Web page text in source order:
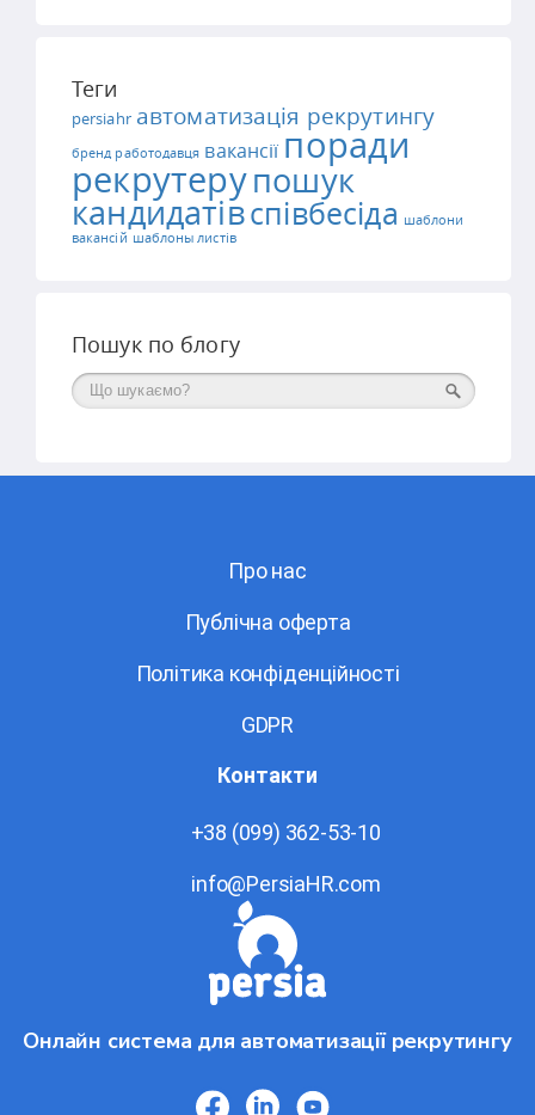
Теги
persiahr автоматизація рекрутингу
бренд работодавця вакансії поради
рекрутерупошук
кандидатівспівбесіда шаблони
вакансій шаблоны листів
Пошук по блогу
Поиск
Онлайн система для автоматизації рекрутингу
Про нас
Публічна оферта
Політика конфіденційності
GDPR
Контакти
+38 (099) 362-53-10
info@PersiaHR.com